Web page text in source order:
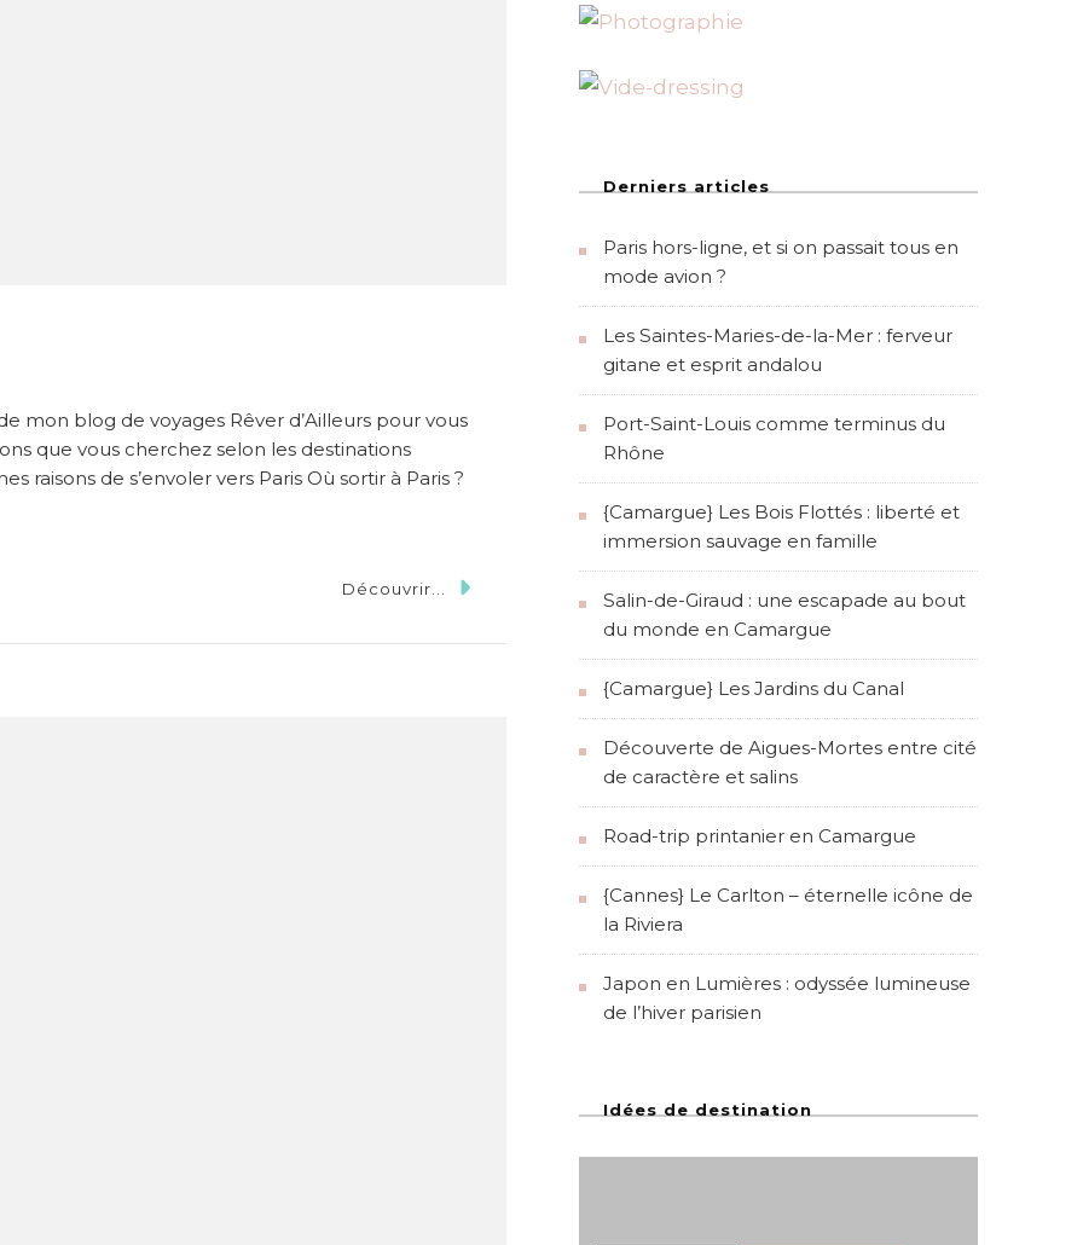
mon blog de voyages Rêver d’Ailleurs pour vous
que vous cherchez selon les destinations
raisons de s’envoler vers Paris Où sortir à Paris ?
Découvrir...
Derniers articles
Paris hors-ligne, et si on passait tous en
mode avion ?
Les Saintes-Maries-de-la-Mer : ferveur
gitane et esprit andalou
Port-Saint-Louis comme terminus du
Rhône
{Camargue} Les Bois Flottés : liberté et
immersion sauvage en famille
Salin-de-Giraud : une escapade au bout
du monde en Camargue
{Camargue} Les Jardins du Canal
Découverte de Aigues-Mortes entre cité
de caractère et salins
Road-trip printanier en Camargue
{Cannes} Le Carlton – éternelle icône de
la Riviera
Japon en Lumières : odyssée lumineuse
de l’hiver parisien
Idées de destination